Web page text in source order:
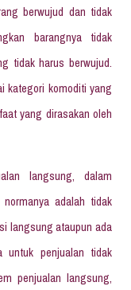
berwujud dan tidak
barangnya tidak
tidak harus berwujud.
kategori komoditi yang
yang dirasakan oleh
langsung, dalam
adalah tidak
langsung ataupun ada
untuk penjualan tidak
penjualan langsung,